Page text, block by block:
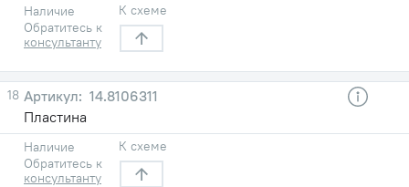
Наличие
Обратитесь к
консультанту
К схеме
18
14.8106311
Пластина
Наличие
Обратитесь к
консультанту
К схеме